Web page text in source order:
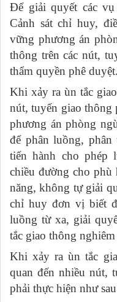
Để giải quyết các
Cảnh sát chỉ huy,
vững phương án
thông trên các nút,
thẩm quyền phê duyệt.
Khi xảy ra ùn tắc
nút, tuyến giao thông
phương án phòng
để phân luồng,
tiến hành cho phép
chiều đường cho
năng, không tự giải
chỉ huy đơn vị biết
luồng từ xa, giải
tắc giao thông
Khi xảy ra ùn tắc
quan đến nhiều nút,
phải thực hiện như